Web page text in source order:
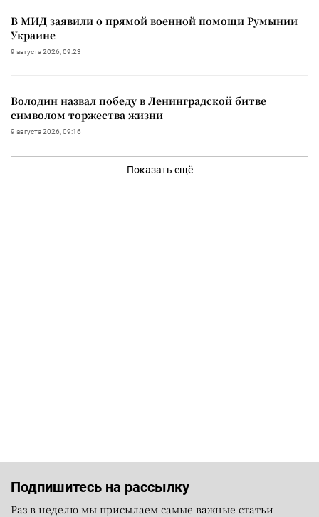
В МИД заявили о прямой военной помощи Румынии
Украине
9 августа 2026, 09:23
Володин назвал победу в Ленинградской битве
символом торжества жизни
9 августа 2026, 09:16
Показать ещё
Подпишитесь на рассылку
Раз в неделю мы присылаем самые важные статьи